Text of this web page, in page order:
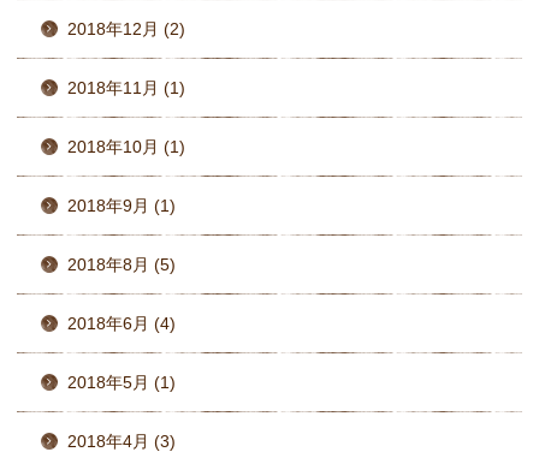
2018年12月 (2)
2018年11月 (1)
2018年10月 (1)
2018年9月 (1)
2018年8月 (5)
2018年6月 (4)
2018年5月 (1)
2018年4月 (3)